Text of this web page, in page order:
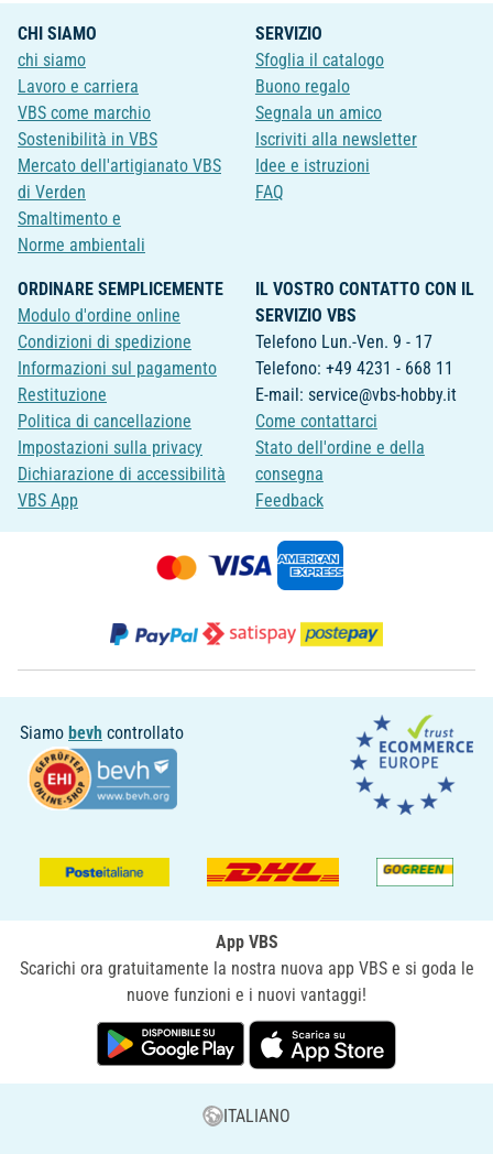
CHI SIAMO
chi siamo
Lavoro e carriera
VBS come marchio
Sostenibilità in VBS
Mercato dell'artigianato VBS
di Verden
Smaltimento e
Norme ambientali
SERVIZIO
Sfoglia il catalogo
Buono regalo
Segnala un amico
Iscriviti alla newsletter
Idee e istruzioni
FAQ
ORDINARE SEMPLICEMENTE
Modulo d'ordine online
Condizioni di spedizione
Informazioni sul pagamento
Restituzione
Politica di cancellazione
Impostazioni sulla privacy
Dichiarazione di accessibilità
VBS App
IL VOSTRO CONTATTO CON IL
SERVIZIO VBS
Telefono Lun.-Ven. 9 - 17
Telefono: +49 4231 - 668 11
E-mail: service@vbs-hobby.it
Come contattarci
Stato dell'ordine e della
consegna
Feedback
Siamo bevh controllato
App VBS
Scarichi ora gratuitamente la nostra nuova app VBS e si goda le
nuove funzioni e i nuovi vantaggi!
ITALIANO